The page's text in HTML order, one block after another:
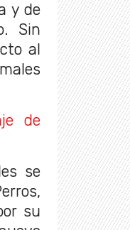
y de
Sin
al
de
se
su